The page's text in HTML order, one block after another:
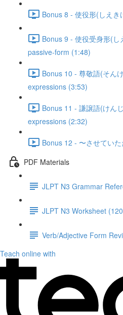
Bonus 8 - 使役形(しえ
Bonus 9 - 使役受身形(
passive-form (1:48)
Bonus 10 - 尊敬語(そん
expressions (3:53)
Bonus 11 - 謙譲語(けん
expressions (2:32)
Bonus 12 - 〜させてい
PDF Materials
JLPT N3 Grammar
JLPT N3 Worksheet
Verb/Adjective Form
Teach online with